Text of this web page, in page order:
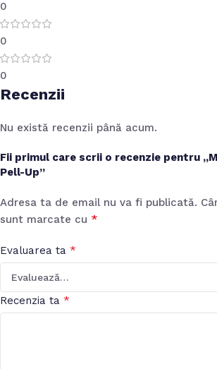
0
0
0
Recenzii
Nu există recenzii până acum.
Fii primul care scrii o recenzie pentru
Pell-Up”
Adresa ta de email nu va fi publicată.
sunt marcate cu *
Evaluarea ta *
Recenzia ta *